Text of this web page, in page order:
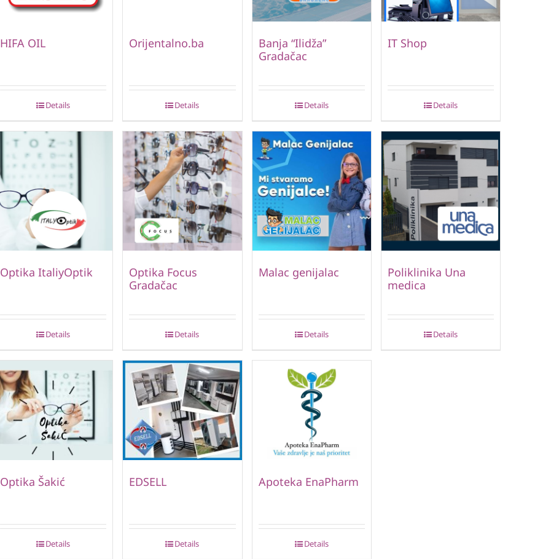
HIFA OIL
Details
Orijentalno.ba
Details
Banja “Ilidža”
Gradačac
Details
IT Shop
Details
Optika ItaliyOptik
Details
Optika Focus
Gradačac
Details
Malac genijalac
Details
Poliklinika Una
medica
Details
Optika Šakić
Details
EDSELL
Details
Apoteka EnaPharm
Details